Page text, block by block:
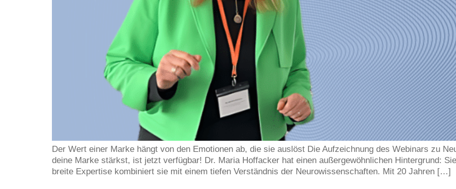
Der Wert einer Marke hängt von den Emotionen ab, die sie auslöst Die Aufzeichnung des Webinars zu
deine Marke stärkst, ist jetzt verfügbar! Dr. Maria Hoffacker hat einen außergewöhnlichen Hintergrund:
breite Expertise kombiniert sie mit einem tiefen Verständnis der Neurowissenschaften. Mit 20 Jahren […]